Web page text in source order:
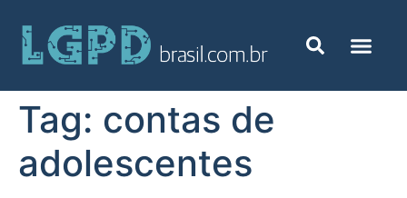
Tag: contas de
adolescentes